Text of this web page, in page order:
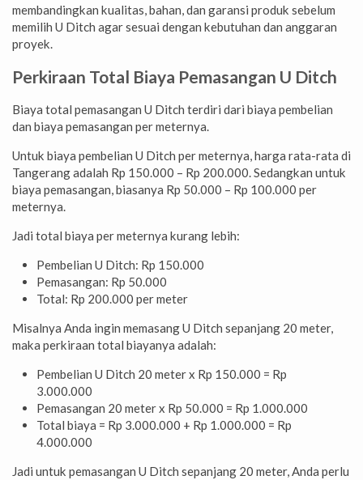
membandingkan kualitas, bahan, dan garansi produk sebelum
memilih U Ditch agar sesuai dengan kebutuhan dan anggaran
proyek.
Perkiraan Total Biaya Pemasangan U Ditch
Biaya total pemasangan U Ditch terdiri dari biaya pembelian
dan biaya pemasangan per meternya.
Untuk biaya pembelian U Ditch per meternya, harga rata-rata di
Tangerang adalah Rp 150.000 – Rp 200.000. Sedangkan untuk
biaya pemasangan, biasanya Rp 50.000 – Rp 100.000 per
meternya.
Jadi total biaya per meternya kurang lebih:
Pembelian U Ditch: Rp 150.000
Pemasangan: Rp 50.000
Total: Rp 200.000 per meter
Misalnya Anda ingin memasang U Ditch sepanjang 20 meter,
maka perkiraan total biayanya adalah:
Pembelian U Ditch 20 meter x Rp 150.000 = Rp
3.000.000
Pemasangan 20 meter x Rp 50.000 = Rp 1.000.000
Total biaya = Rp 3.000.000 + Rp 1.000.000 = Rp
4.000.000
Jadi untuk pemasangan U Ditch sepanjang 20 meter, Anda perlu